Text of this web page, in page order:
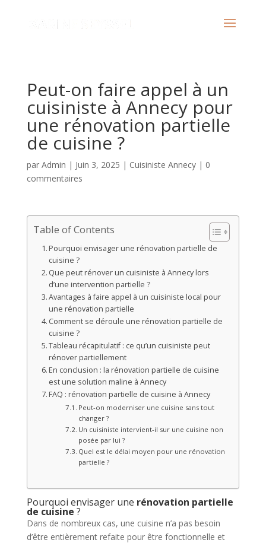
Peut-on faire appel à un
cuisiniste à Annecy pour
une rénovation partielle
de cuisine ?
par Admin | Juin 3, 2025 | Cuisiniste Annecy| 0
commentaires
Table of Contents
Pourquoi envisager une rénovation partielle de
cuisine ?
Que peut rénover un cuisiniste à Annecy lors
d’une intervention partielle ?
Avantages à faire appel à un cuisiniste local pour
une rénovation partielle
Comment se déroule une rénovation partielle de
cuisine ?
Tableau récapitulatif : ce qu’un cuisiniste peut
rénover partiellement
En conclusion : la rénovation partielle de cuisine
est une solution maline à Annecy
FAQ : rénovation partielle de cuisine à Annecy
Peut-on moderniser une cuisine sans tout
changer ?
Un cuisiniste intervient-il sur une cuisine non
posée par lui ?
Quel est le délai moyen pour une rénovation
partielle ?
Pourquoi envisager une rénovation partielle
de cuisine ?
Dans de nombreux cas, une cuisine n’a pas besoin
d’être entièrement refaite pour être fonctionnelle et